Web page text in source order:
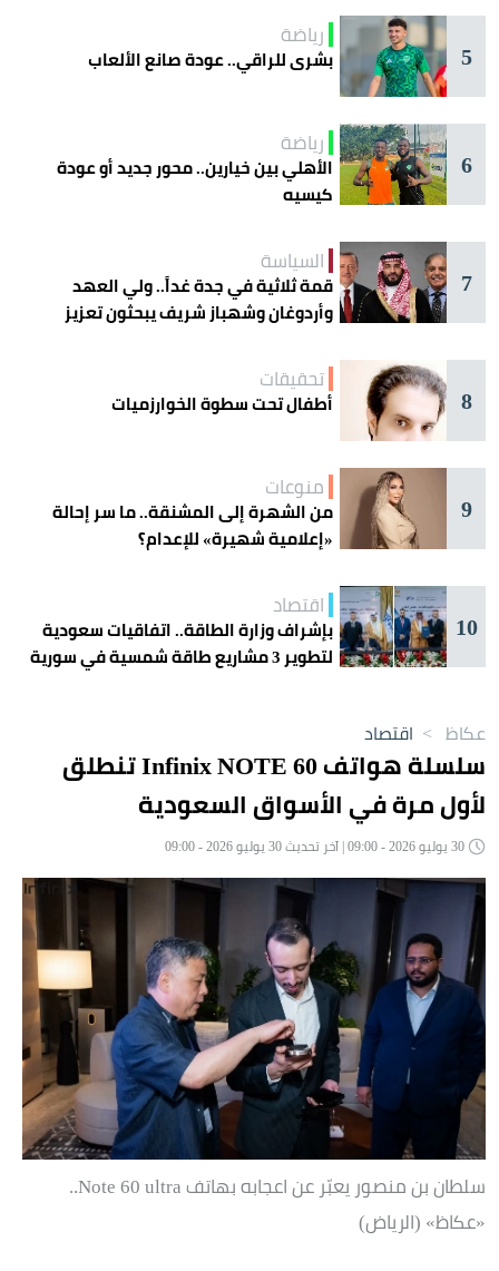
5
رياضة
بشرى للراقي.. عودة صانع الألعاب
6
رياضة
الأهلي بين خيارين.. محور جديد أو عودة
كيسيه
7
السياسة
قمة ثلاثية في جدة غداً.. ولي العهد
وأردوغان وشهباز شريف يبحثون تعزيز
8
تحقيقات
أطفال تحت سطوة الخوارزميات
9
منوعات
من الشهرة إلى المشنقة.. ما سر إحالة
«إعلامية شهيرة» للإعدام؟
10
اقتصاد
بإشراف وزارة الطاقة.. اتفاقيات سعودية
لتطوير 3 مشاريع طاقة شمسية في سورية
عكاظ > اقتصاد
سلسلة هواتف Infinix NOTE 60 تنطلق
لأول مرة في الأسواق السعودية
سلطان بن منصور يعبّر عن اعجابه بهاتف Note 60 ultra..
«عكاظ» (الرياض)